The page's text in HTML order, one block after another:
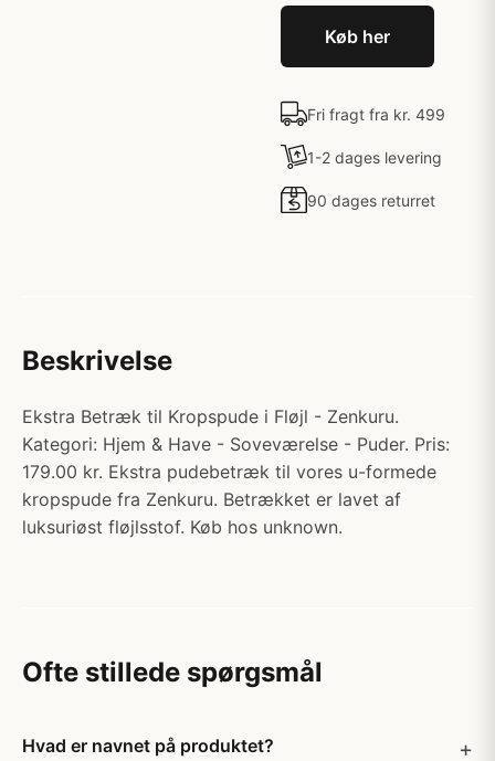
Køb her
Fri fragt fra kr. 499
1-2 dages levering
90 dages returret
Beskrivelse
Ekstra Betræk til Kropspude i Fløjl - Zenkuru.
Kategori: Hjem & Have - Soveværelse - Puder. Pris:
179.00 kr. Ekstra pudebetræk til vores u-formede
kropspude fra Zenkuru. Betrækket er lavet af
luksuriøst fløjlsstof. Køb hos unknown.
Ofte stillede spørgsmål
Hvad er navnet på produktet?